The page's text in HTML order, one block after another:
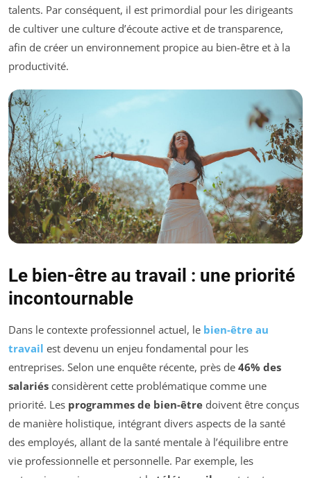
talents. Par conséquent, il est primordial pour les dirigeants
de cultiver une culture d’écoute active et de transparence,
afin de créer un environnement propice au bien-être et à la
productivité.
Le bien-être au travail : une priorité
incontournable
Dans le contexte professionnel actuel, le bien-être au
travail est devenu un enjeu fondamental pour les
entreprises. Selon une enquête récente, près de 46% des
salariés considèrent cette problématique comme une
priorité. Les programmes de bien-être doivent être conçus
de manière holistique, intégrant divers aspects de la santé
des employés, allant de la santé mentale à l’équilibre entre
vie professionnelle et personnelle. Par exemple, les